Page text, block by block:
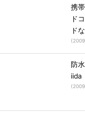
携
ド
ド
(
防
iida
(